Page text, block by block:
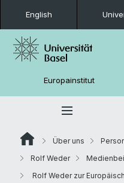
English
Europainstitut
Über uns
Rolf Weder
Rolf Weder zur